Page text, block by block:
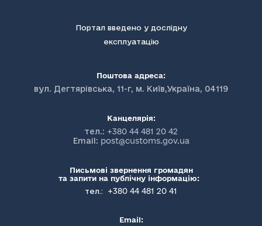
Портал введено у дослідну
експлуатацію
Поштова адреса:
вул. Дегтярівська, 11-г, м. Київ,Україна, 04119
Канцелярія:
тел.: +380 44 481 20 42
Email: post@customs.gov.ua
Письмові звернення громадян
та запити на публічну інформацію:
тел.:
+380 44 481 20 41
Email: